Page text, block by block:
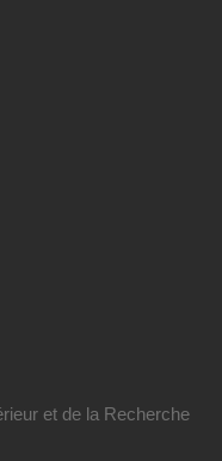
et de la Recherche